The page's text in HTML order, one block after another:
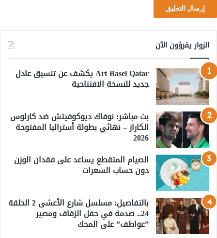
الزوار يقرؤون الآن
Art Basel Qatar يكشف عن تنسيق عادل
جديد للنسخة الافتتاحية
بث مباشر: نوفاك ديوكوفيتش ضد كارلوس
الكاراز – نهائي بطولة أستراليا المفتوحة
2026
الصيام المتقطع يساعد على فقدان الوزن
دون حساب السعرات
بالتفاصيل: مسلسل شارع الأعشى 2 الحلقة
24.. صدمة في حفل الزفاف ومصير
”عواطف” على المحك